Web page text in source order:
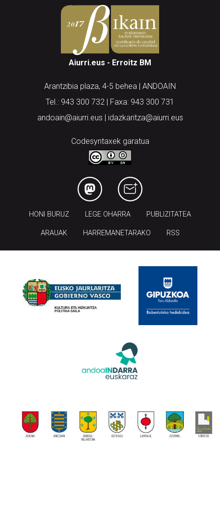
Aiurri.eus - Erroitz BM
Arantzibia plaza, 4-5 behea | ANDOAIN
Tel.: 943 300 732 | Faxa: 943 300 731
andoain@aiurri.eus | idazkaritza@aiurri.eus
Codesyntaxek garatua
HONI BURUZ LEGE OHARRA PUBLIZITATEA
ARAUAK HARREMANETARAKO RSS